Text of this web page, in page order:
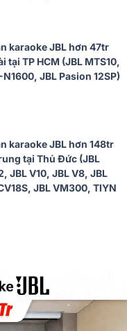
karaoke JBL hơn 47tr
tại TP HCM (JBL MTS10,
JBL Pasion 12SP)
karaoke JBL hơn 148tr
tại Thủ Đức (JBL
JBL V10, JBL V8, JBL
JBL VM300, TIYN